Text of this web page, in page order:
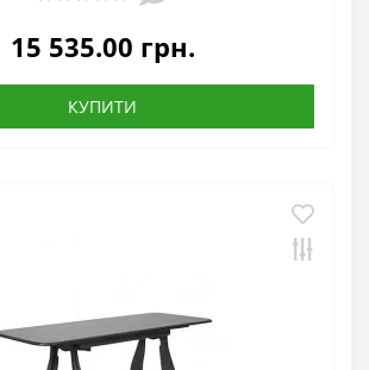
15 535.00 грн.
КУПИТИ